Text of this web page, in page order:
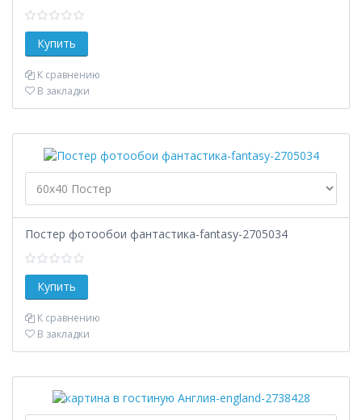
К сравнению
В закладки
Постер фотообои фантастика-fantasy-2705034
К сравнению
В закладки